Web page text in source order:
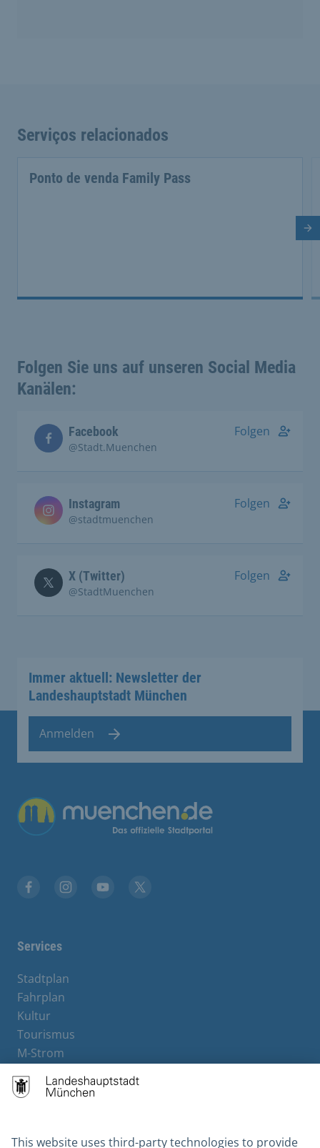
Serviços relacionados
Ponto de venda Family Pass
Folgen Sie uns auf unseren Social Media
Kanälen:
Facebook
@Stadt.Muenchen
Folgen
Instagram
@stadtmuenchen
Folgen
X (Twitter)
@StadtMuenchen
Folgen
Immer aktuell: Newsletter der
Landeshauptstadt München
Anmelden
Übergreifende Links
Services
Stadtplan
Fahrplan
Kultur
Tourismus
M-Strom
Hotels
Contact